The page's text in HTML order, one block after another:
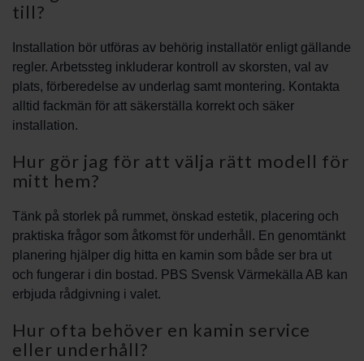
till?
Installation bör utföras av behörig installatör enligt gällande
regler. Arbetssteg inkluderar kontroll av skorsten, val av
plats, förberedelse av underlag samt montering. Kontakta
alltid fackmän för att säkerställa korrekt och säker
installation.
Hur gör jag för att välja rätt modell för
mitt hem?
Tänk på storlek på rummet, önskad estetik, placering och
praktiska frågor som åtkomst för underhåll. En genomtänkt
planering hjälper dig hitta en kamin som både ser bra ut
och fungerar i din bostad. PBS Svensk Värmekälla AB kan
erbjuda rådgivning i valet.
Hur ofta behöver en kamin service
eller underhåll?